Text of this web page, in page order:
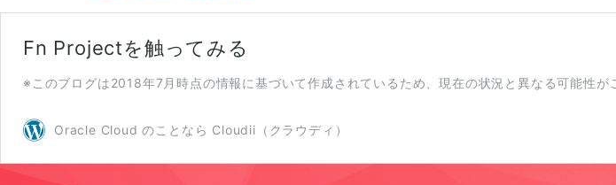
Fn Projectを触ってみる
※このブログは2018年7月時点の情報に基づいて作成されているため、現在の状況と異なる可能
Oracle Cloud のことなら Cloudii（クラウディ）